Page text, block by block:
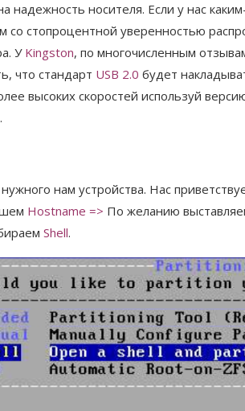
надежность носителя. Если у нас
со стопроцентной уверенностью
УKingston, по многочисленным
что стандарт USB 2.0 будет
высоких скоростей используй
нам устройства. Нас
Hostname => По желанию
Shell.